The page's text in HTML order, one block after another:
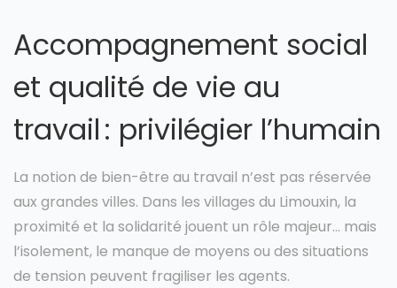
Accompagnement social
et qualité de vie au
travail : privilégier l’humain
La notion de bien-être au travail n’est pas réservée
aux grandes villes. Dans les villages du Limouxin, la
proximité et la solidarité jouent un rôle majeur… mais
l’isolement, le manque de moyens ou des situations
de tension peuvent fragiliser les agents.